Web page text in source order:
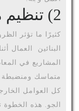
2) تنظيم
كثيرًا ما تؤثر
البنائين العمال
المشاريع في
متماسك ومنضبطة
كل العوامل
الجو. هذه الخطوة